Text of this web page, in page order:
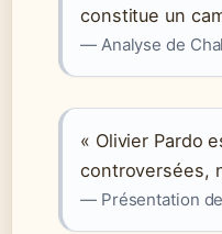
constitue un
— Analyse de
« Olivier Pardo
controversées,
— Présentation de